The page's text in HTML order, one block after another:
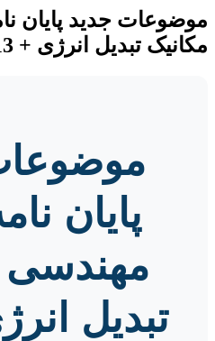
موضوعات جدید پایان
مکانیک تبدیل انرژی + 113عنوان بروز
پایان
مهندسی